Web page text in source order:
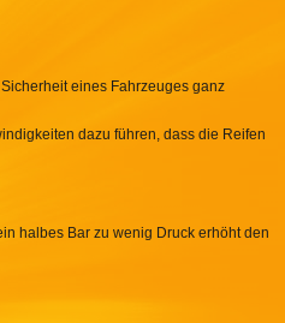
eines Fahrzeuges ganz
dazu führen, dass die Reifen
halbes Bar zu wenig Druck erhöht den